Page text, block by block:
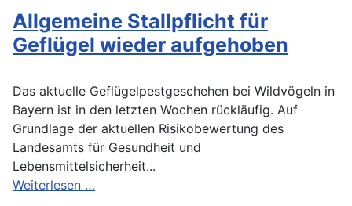
Allgemeine Stallpflicht für
Geflügel wieder aufgehoben
Das aktuelle Geflügelpestgeschehen bei Wildvögeln in
Bayern ist in den letzten Wochen rückläufig. Auf
Grundlage der aktuellen Risikobewertung des
Landesamts für Gesundheit und
Lebensmittelsicherheit...
Weiterlesen …